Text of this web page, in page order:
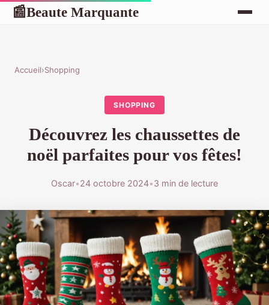
📰Beaute Marquante
Accueil›Shopping
SHOPPING
Découvrez les chaussettes de
noël parfaites pour vos fêtes!
Oscar•24 octobre 2024•3 min de lecture